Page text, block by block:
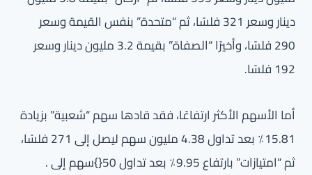
دينار وسعر 321 فلسًا، ثم “متحدة” بنفس القيمة وسعر
290 فلسًا، وأخيرًا “الصفاة” بقيمة 3.2 مليون دينار وسعر
192 فلسًا.
أما الأسهم الأكثر ارتفاعًا، فقد قادها سهم “شعبية” بزيادة
15.81٪ بعد تداول 4.38 مليون سهم ليصل إلى 271 فلسًا،
ثم “امتيازات” بارتفاع 9.95٪ بعد تداول 50{}سهم إلى .